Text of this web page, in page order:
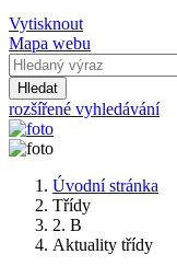
Vytisknout
Mapa webu
Hledat
rozšířené vyhledávání
Úvodní stránka
Třídy
2. B
Aktuality třídy